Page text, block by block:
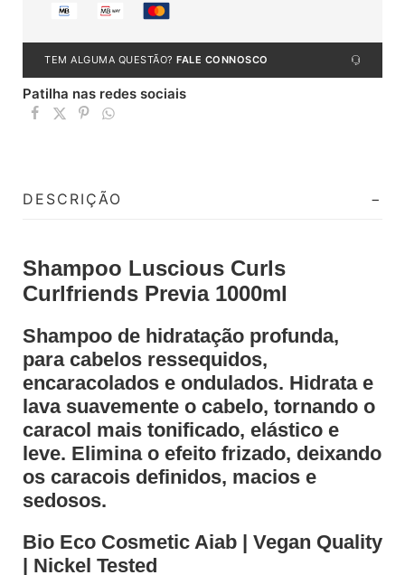
TEM ALGUMA QUESTÃO? FALE CONNOSCO
Patilha nas redes sociais
DESCRIÇÃO
Shampoo Luscious Curls
Curlfriends Previa 1000ml
Shampoo de hidratação profunda,
para cabelos ressequidos,
encaracolados e ondulados. Hidrata e
lava suavemente o cabelo, tornando o
caracol mais tonificado, elástico e
leve. Elimina o efeito frizado, deixando
os caracois definidos, macios e
sedosos.
Bio Eco Cosmetic Aiab | Vegan Quality
| Nickel Tested